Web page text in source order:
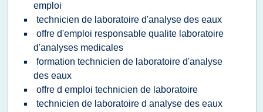
emploi
technicien de laboratoire d'analyse des eaux
offre d'emploi responsable qualite laboratoire
d'analyses medicales
formation technicien de laboratoire d'analyse
des eaux
offre d emploi technicien de laboratoire
technicien de laboratoire d analyse des eaux